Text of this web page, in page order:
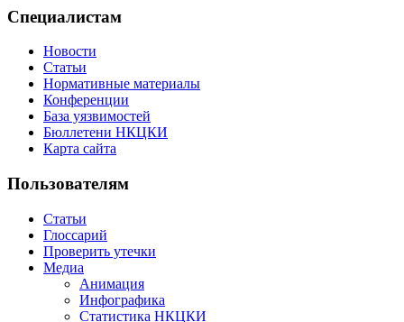
Специалистам
Новости
Статьи
Нормативные материалы
Конференции
База уязвимостей
Бюллетени НКЦКИ
Карта сайта
Пользователям
Статьи
Глоссарий
Проверить утечки
Медиа
Анимация
Инфографика
Статистика НКЦКИ